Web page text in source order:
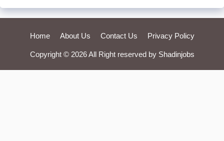
Home About Us Contact Us Privacy Policy
Copyright © 2026 All Right reserved by Shadinjobs